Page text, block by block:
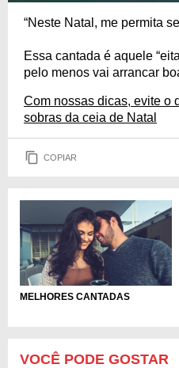
“Neste Natal, me permita
Essa cantada é aquele
pelo menos vai arrancar
Com nossas dicas, evite o
sobras da ceia de Natal
COPIAR
MELHORES CANTADAS
VOCÊ PODE GOSTAR